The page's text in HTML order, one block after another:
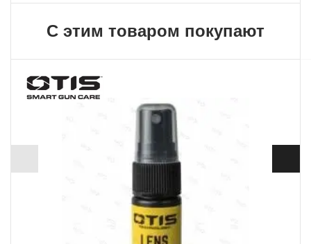
С этим товаром покупают